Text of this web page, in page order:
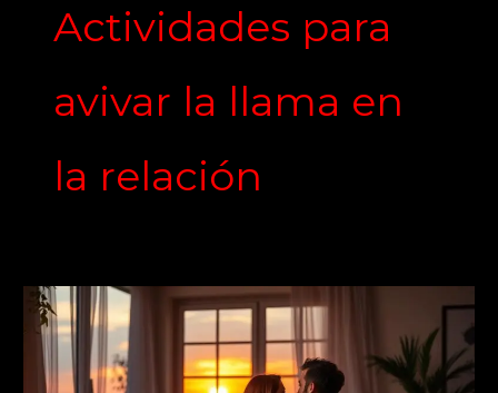
Actividades para
avivar la llama en
la relación
Claves
para
una
convivencia